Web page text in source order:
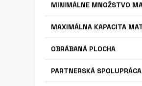
MINIMÁLNE MNOŽSTVO
MAXIMÁLNA KAPACITA
OBRÁBANÁ PLOCHA
PARTNERSKÁ SPOLUPRÁCA